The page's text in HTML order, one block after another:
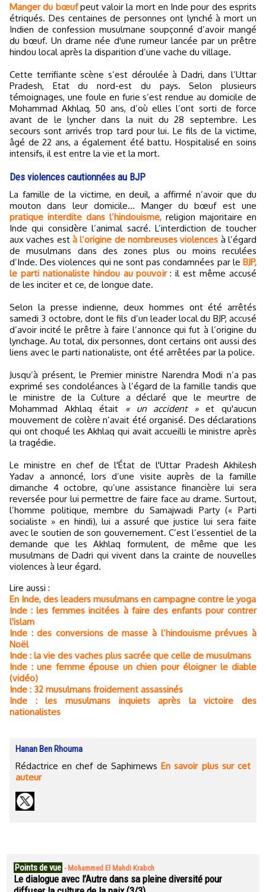
Manger du bœufpeut valoir la mort en Inde pour des esprits
étriqués. Des centaines de personnes ont lynché à mort un
Indien de confession musulmane soupçonné d’avoir mangé
du bœuf. Un drame née d'une rumeur lancée par un prêtre
hindou local après la disparition d’une vache du village.
Cette terrifiante scène s’est déroulée à Dadri, dans l’Uttar
Pradesh, Etat du nord-est du pays. Selon plusieurs
témoignages, une foule en furie s’est rendue au domicile de
Mohammad Akhlaq, 50 ans, d’où elles l’ont sorti de force
avant de le lyncher dans la nuit du 28 septembre. Les
secours sont arrivés trop tard pour lui. Le fils de la victime,
âgé de 22 ans, a également été battu. Hospitalisé en soins
intensifs, il est entre la vie et la mort.
Des violences cautionnées au BJP
La famille de la victime, en deuil, a affirmé n’avoir que du
mouton dans leur domicile... Manger du bœuf est une
pratique interdite dans l’hindouisme, religion majoritaire en
Inde qui considère l’animal sacré. L’interdiction de toucher
aux vaches est à l’origine de nombreuses violences à l’égard
de musulmans dans des zones plus ou moins reculées
d’Inde. Des violences qui ne sont pas condamnées par le BJP,
le parti nationaliste hindou au pouvoir: il est même accusé
de les inciter et ce, de longue date.
Selon la presse indienne, deux hommes ont été arrêtés
samedi 3 octobre, dont le fils d’un leader local du BJP, accusé
d’avoir incité le prêtre à faire l’annonce qui fut à l’origine du
lynchage. Au total, dix personnes, dont certains ont aussi des
liens avec le parti nationaliste, ont été arrêtées par la police.
Jusqu’à présent, le Premier ministre Narendra Modi n’a pas
exprimé ses condoléances à l’égard de la famille tandis que
le ministre de la Culture a déclaré que le meurtre de
Mohammad Akhlaq était
« un accident »et qu'aucun
mouvement de colère n’avait été organisé. Des déclarations
qui ont choqué les Akhlaq qui avait accueilli le ministre après
la tragédie.
Le ministre en chef de l'État de l'Uttar Pradesh Akhilesh
Yadav a annoncé, lors d’une visite auprès de la famille
dimanche 4 octobre, qu’une assistance financière lui sera
reversée pour lui permettre de faire face au drame. Surtout,
l’homme politique, membre du Samajwadi Party (« Parti
socialiste » en hindi), lui a assuré que justice lui sera faite
avec le soutien de son gouvernement. C’est l’essentiel de la
demande que les Akhlaq formulent, de même que les
musulmans de Dadri qui vivent dans la crainte de nouvelles
violences à leur égard.
Lire aussi :
En Inde, des leaders musulmans en campagne contre le yoga
Inde : les femmes incitées à faire des enfants pour contrer
l'islam
Inde : des conversions de masse à l’hindouisme prévues à
Noël
Inde : la vie des vaches plus sacrée que celle de musulmans
Inde : une femme épouse un chien pour éloigner le diable
(vidéo)
Inde : 32 musulmans froidement assassinés
Inde : les musulmans inquiets après la victoire des
nationalistes
Hanan Ben Rhouma
Rédactrice en chef de SaphirnewsEn savoir plus sur cet
auteur
Points de vue - Mohammed El Mahdi Krabch
Le dialogue avec l’Autre dans sa pleine diversité pour